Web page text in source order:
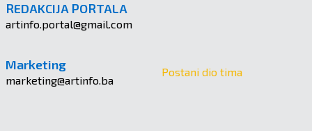
REDAKCIJA PORTALA
artinfo.portal@gmail.com
Marketing
marketing@artinfo.ba
Postani dio tima